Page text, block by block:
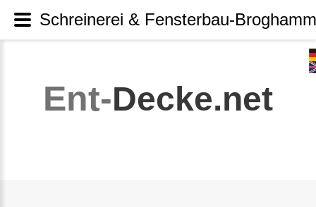
Ent-Decke.net
Schreinerei & Fensterbau-